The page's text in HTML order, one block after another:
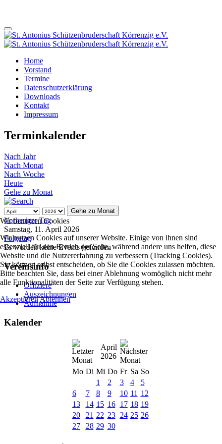
Home
Vorstand
Termine
Datenschutzerklärung
Downloads
Kontakt
Impressum
Terminkalender
Nach Jahr
Nach Monat
Nach Woche
Heute
Gehe zu Monat
Gehe zu Monat
Vorheriger Tag
Samstag, 11. April 2026
Folgetag
Es wurden keine Events gefunden
Vereinsinfo
Offiziere
Auszeichnungen
Aufnahme
Kalender
April
2026
Mo Di Mi Do Fr Sa So
1
2 3 4
5
6
7 8 9 10 11 12
13
14 15 16 17 18 19
20
21 22 23 24 25 26
27
28 29 30
Wir benutzen Cookies
Wir nutzen Cookies auf unserer Website. Einige von ihnen sind
essenziell für den Betrieb der Seite, während andere uns helfen, diese
Website und die Nutzererfahrung zu verbessern (Tracking Cookies).
Sie können selbst entscheiden, ob Sie die Cookies zulassen möchten.
Bitte beachten Sie, dass bei einer Ablehnung womöglich nicht mehr
alle Funktionalitäten der Seite zur Verfügung stehen.
AkzeptierenAblehnen